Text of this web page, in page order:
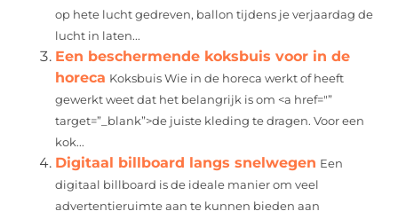
op hete lucht gedreven, ballon tijdens je verjaardag de
lucht in laten...
Een beschermende koksbuis voor in de
horeca Koksbuis Wie in de horeca werkt of heeft
gewerkt weet dat het belangrijk is om <a href="”
target=”_blank”>de juiste kleding te dragen. Voor een
kok...
Digitaal billboard langs snelwegen Een
digitaal billboard is de ideale manier om veel
advertentieruimte aan te kunnen bieden aan